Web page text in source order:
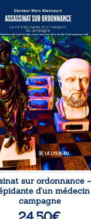
sur
trépidante d’un
est la
et actualisée
du Docteur
ancien médecin
qui revient sur
médical, syndical
Depuis
il raconte le long
conduit à être écarté
médical, malgré
de première
sur ordonnance
d’un
campagne